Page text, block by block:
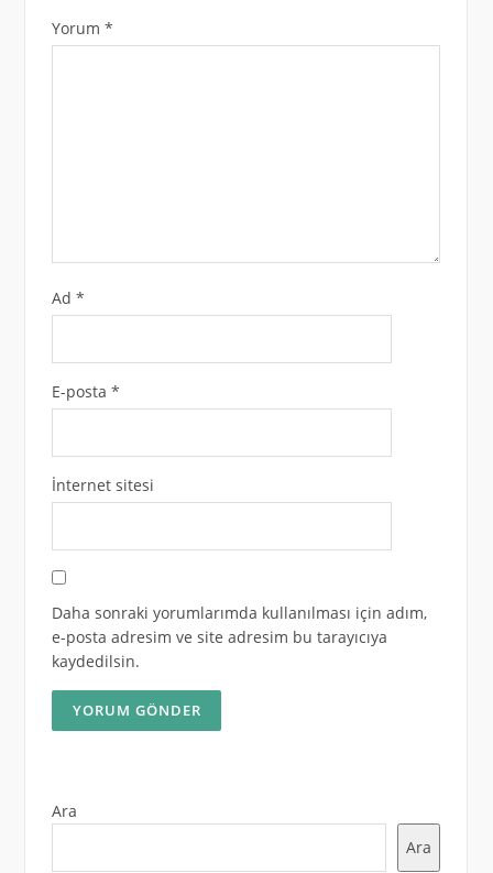
Yorum *
Ad *
E-posta *
İnternet sitesi
Daha sonraki yorumlarımda kullanılması için adım,
e-posta adresim ve site adresim bu tarayıcıya
kaydedilsin.
Ara
Ara